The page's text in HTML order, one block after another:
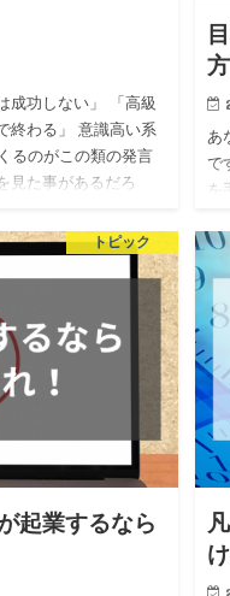
成功しない」 「高級
終わる」 意識高い系
るのがこの類の発言
見た事があるだろ
方
あ
で
を
に
トピック
起業するなら